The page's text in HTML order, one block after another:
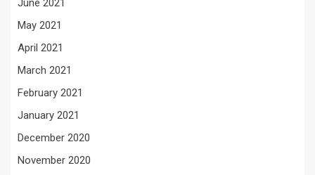
June 2021
May 2021
April 2021
March 2021
February 2021
January 2021
December 2020
November 2020